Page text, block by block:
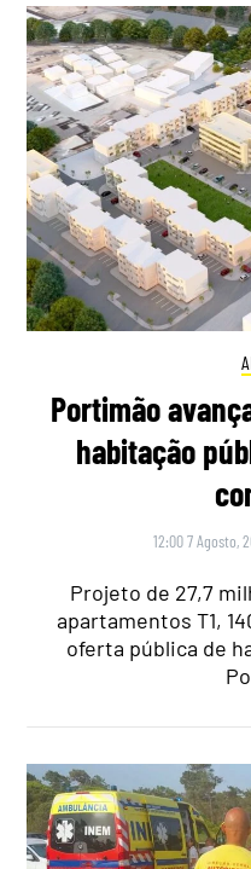
Portimão
habitação
12:00 7 Agosto,
Projeto de 27,7
apartamentos T1,
oferta pública de